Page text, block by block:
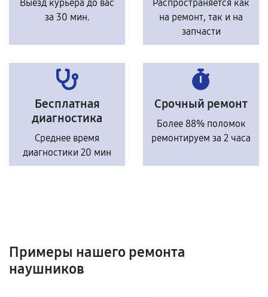
Выезд курьера до вас
за 30 мин.
Распространяется как
на ремонт, так и на
запчасти
Бесплатная
диагностика
Среднее время
диагностики 20 мин
Срочный ремонт
Более 88% поломок
ремонтируем за 2 часа
Примеры нашего ремонта
наушников